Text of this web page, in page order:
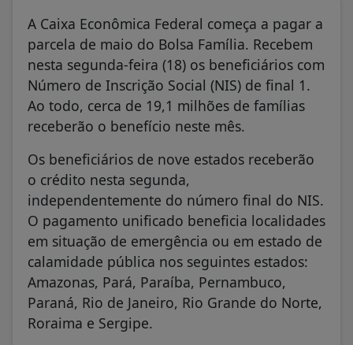
A Caixa Econômica Federal começa a pagar a
parcela de maio do Bolsa Família. Recebem
nesta segunda-feira (18) os beneficiários com
Número de Inscrição Social (NIS) de final 1.
Ao todo, cerca de 19,1 milhões de famílias
receberão o benefício neste mês.
Os beneficiários de nove estados receberão
o crédito nesta segunda,
independentemente do número final do NIS.
O pagamento unificado beneficia localidades
em situação de emergência ou em estado de
calamidade pública nos seguintes estados:
Amazonas, Pará, Paraíba, Pernambuco,
Paraná, Rio de Janeiro, Rio Grande do Norte,
Roraima e Sergipe.